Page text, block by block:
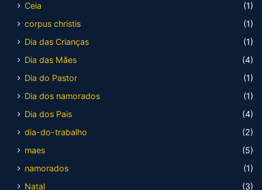
Ceia
(1)
corpus christis
(1)
Dia das Crianças
(1)
Dia das Mães
(4)
Dia do Pastor
(1)
Dia dos namorados
(1)
Dia dos Pais
(4)
dia-do-trabalho
(2)
maes
(5)
namorados
(1)
Natal
(3)